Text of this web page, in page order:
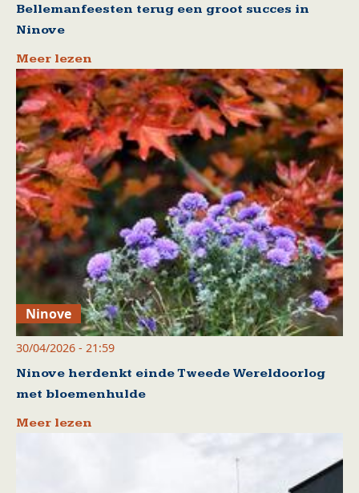
Bellemanfeesten terug een groot succes in
Ninove
Meer lezen
Ninove
30/04/2026 - 21:59
Ninove herdenkt einde Tweede Wereldoorlog
met bloemenhulde
Meer lezen